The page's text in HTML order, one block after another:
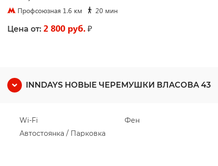
Профсоюзная 1.6 км
20 мин
Цена от: 2 800 руб. ₽
INNDAYS НОВЫЕ ЧЕРЕМУШКИ ВЛАСОВА 43
Wi-Fi
Автостоянка / Парковка
Фен